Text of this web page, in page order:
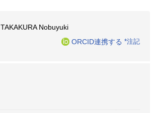
TAKAKURA Nobuyuki
ORCID連携する *注記